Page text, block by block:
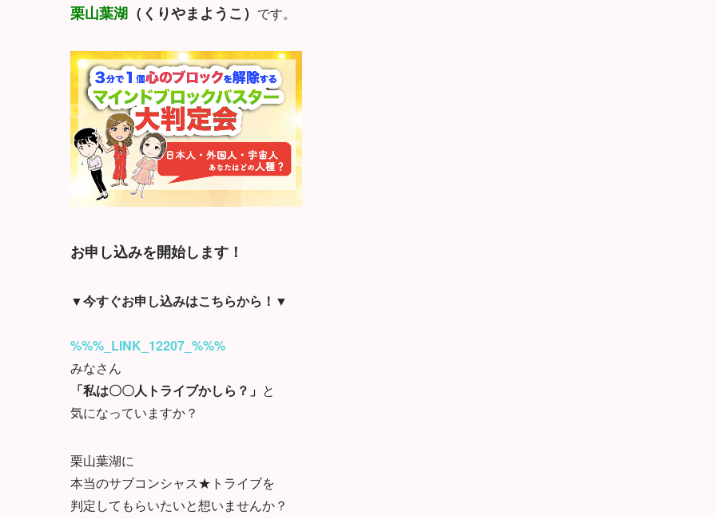
栗山葉湖 （くりやまようこ） です。
お申し込みを開始します！
▼今すぐお申し込みはこちらから！▼
%%%_LINK_12207_%%%
みなさん
「私は〇〇人トライブかしら？」 と
気になっていますか？
栗山葉湖に
本当のサブコンシャス★トライブを
判定してもらいたいと想いませんか？